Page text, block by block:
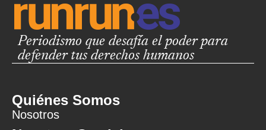
Periodismo que desafía el poder para
defender tus derechos humanos
Quiénes Somos
Nosotros